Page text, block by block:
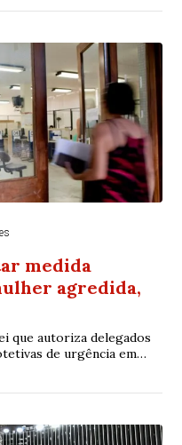
medida
agredida,
que autoriza delegados
de urgência em